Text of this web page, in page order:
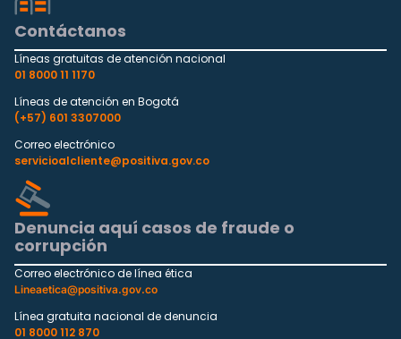
Contáctanos
Líneas gratuitas de atención nacional
01 8000 11 1170
Líneas de atención en Bogotá
(+57) 601 3307000
Correo electrónico
servicioalcliente@positiva.gov.co
Denuncia aquí casos de fraude o
corrupción
Correo electrónico de línea ética
Lineaetica@positiva.gov.co
Línea gratuita nacional de denuncia
01 8000 112 870